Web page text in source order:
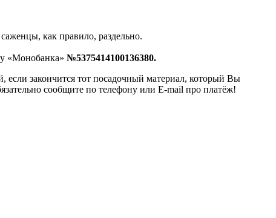
как правило, раздельно.
«Монобанка» №5375414100136380.
если закончится тот посадочный материал, который Вы
сообщите по телефону или E-mail про платёж!